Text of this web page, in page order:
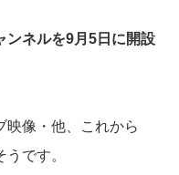
ンネルを9月5日に開設
映像・他、これから
です。